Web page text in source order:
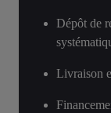
Dépôt de
Livraison